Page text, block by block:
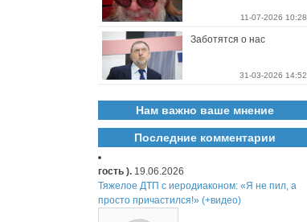
11-07-2026 10:28
Заботятся о нас
31-03-2026 14:52
Нам важно ваше мнение
Последние комментарии
гость ). 19.06.2026
Тяжелое ДТП с иеродиаконом: «Я не пил, а
просто причастился!» (+видео)